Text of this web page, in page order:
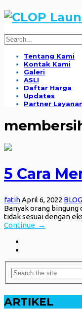
Tentang Kami
Kontak Kami
Galeri
ASLI
Daftar Harga
Updates
Partner
5 Cara
fatihApril 6, 2022 BLOG
Banyak orang
tidak sesuai dengan
Continue →
ARTIKEL